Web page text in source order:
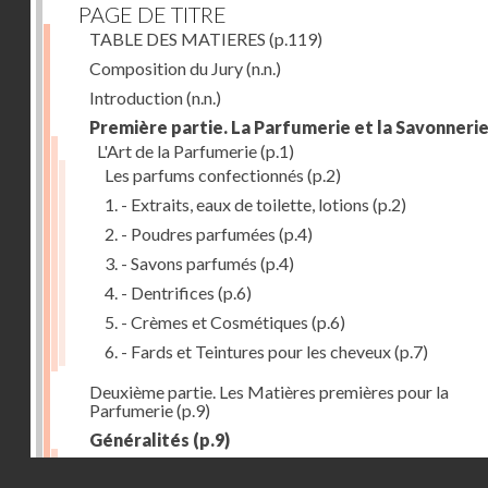
PAGE DE TITRE
TABLE DES MATIERES (p.119)
Composition du Jury(n.n.)
Introduction(n.n.)
Première partie. La Parfumerie et la Savonnerie
L'Art de la Parfumerie(p.1)
Les parfums confectionnés (p.2)
1. - Extraits, eaux de toilette, lotions (p.2)
2. - Poudres parfumées (p.4)
3. - Savons parfumés (p.4)
4. - Dentrifices (p.6)
5. - Crèmes et Cosmétiques (p.6)
6. - Fards et Teintures pour les cheveux(p.7)
Deuxième partie. Les Matières premières pour la
Parfumerie(p.9)
Généralités (p.9)
Les parfums naturels(p.10)